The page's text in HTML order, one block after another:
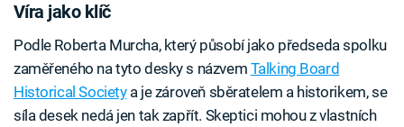
Víra jako klíč
Podle Roberta Murcha, který působí jako předseda spolku
zaměřeného na tyto desky s názvem Talking Board
Historical Societya je zároveň sběratelem a historikem, se
síla desek nedá jen tak zapřít. Skeptici mohou z vlastních